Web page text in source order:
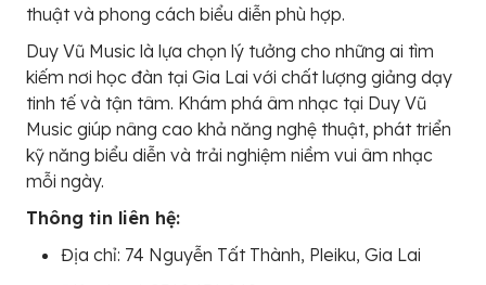
thuật và phong cách biểu diễn phù hợp.
Duy Vũ Music là lựa chọn lý tưởng cho những ai tìm
kiếm nơi học đàn tại Gia Lai với chất lượng giảng dạy
tinh tế và tận tâm. Khám phá âm nhạc tại Duy Vũ
Music giúp nâng cao khả năng nghệ thuật, phát triển
kỹ năng biểu diễn và trải nghiệm niềm vui âm nhạc
mỗi ngày.
Thông tin liên hệ:
Địa chỉ: 74 Nguyễn Tất Thành, Pleiku, Gia Lai